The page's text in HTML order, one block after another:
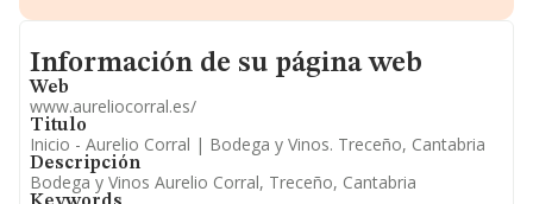
Información oficial y registral complementaria.
Informacion de su página web
Información de su página web
Web
www.aureliocorral.es/
Titulo
Inicio - Aurelio Corral | Bodega y Vinos. Treceño, Cantabria
Descripción
Bodega y Vinos Aurelio Corral, Treceño, Cantabria